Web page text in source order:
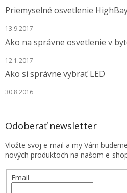
Priemyselné osvetlenie
13.9.2017
Ako na správne osvetlenie v
12.1.2017
Ako si správne vybrať LED
30.8.2016
Odoberať newsletter
Vložte svoj e-mail a my Vám
nových produktoch na našom e-
Email